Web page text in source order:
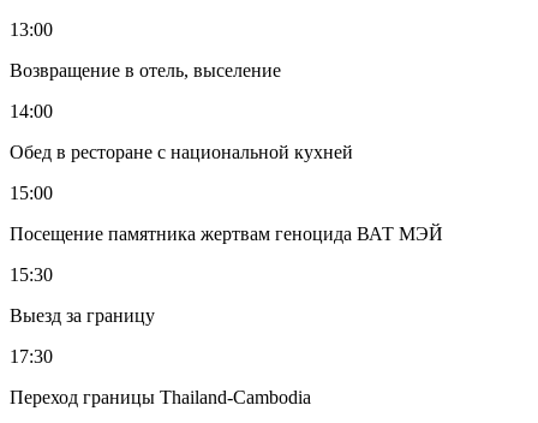
13:00
Возвращение в отель, выселение
14:00
Обед в ресторане с национальной кухней
15:00
Посещение памятника жертвам геноцида ВАТ МЭЙ
15:30
Выезд за границу
17:30
Переход границы Thailand-Cambodia